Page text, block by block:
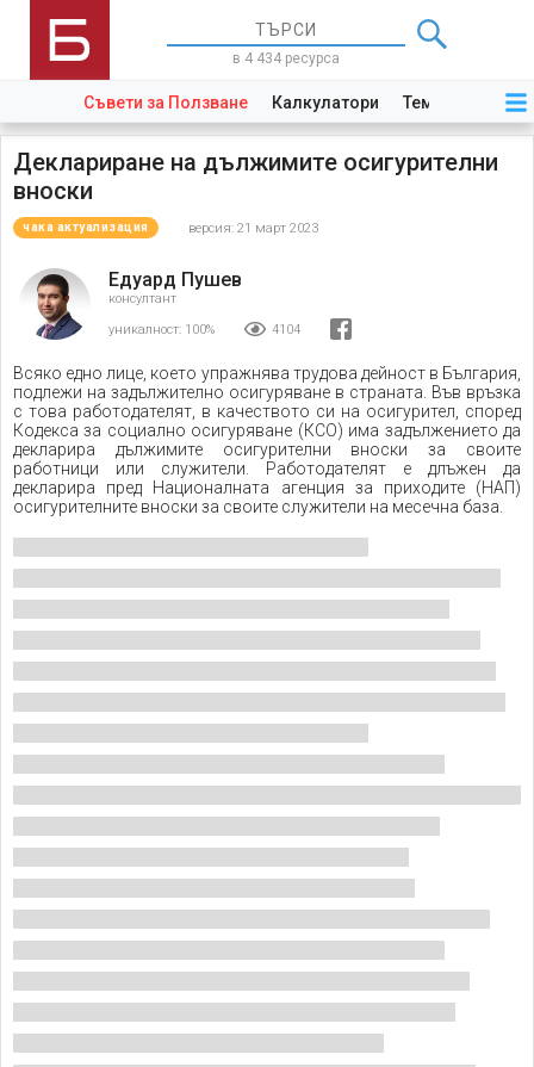
в 4 434 ресурса
Съвети за Ползване Калкулатори Теми Закони
Деклариране на дължимите осигурителни
вноски
чака актуализация версия: 21 март 2023
Едуард Пушев
консултант
уникалност: 100% 4104
Всяко едно лице, което упражнява трудова дейност в България,
подлежи на задължително осигуряване в страната. Във връзка
с това работодателят, в качеството си на осигурител, според
Кодекса за социално осигуряване (КСО) има задължението да
декларира дължимите осигурителни вноски за своите
работници или служители. Работодателят е длъжен да
декларира пред Националната агенция за приходите (НАП)
осигурителните вноски за своите служители на месечна база.